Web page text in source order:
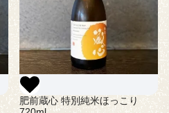
肥前蔵心 特別純米ほっこり